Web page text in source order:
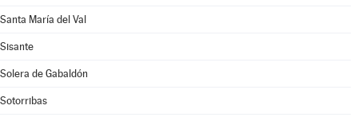
Santa María del Val
Sisante
Solera de Gabaldón
Sotorribas